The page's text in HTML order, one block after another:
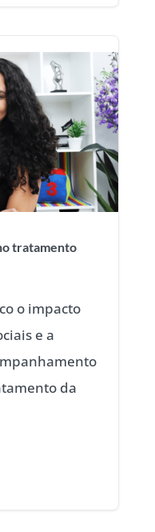
tratamento
o impacto
e a
da